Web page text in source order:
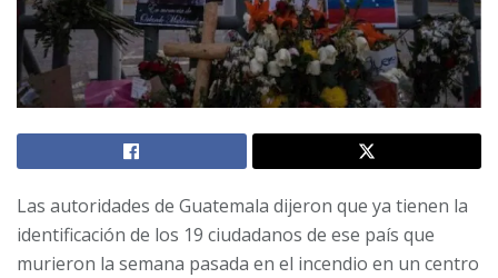
Las autoridades de Guatemala dijeron que ya tienen la
identificación de los 19 ciudadanos de ese país que
murieron la semana pasada en el incendio en un centro